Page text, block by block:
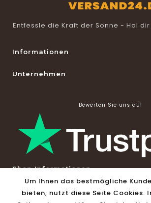
Entfessle die Kraft der Sonne - Hol
Informationen
Unternehmen
Bewerten Sie uns auf
Shop Informationen
Um Ihnen das bestmögliche
bieten, nutzt diese Seite Cookies.